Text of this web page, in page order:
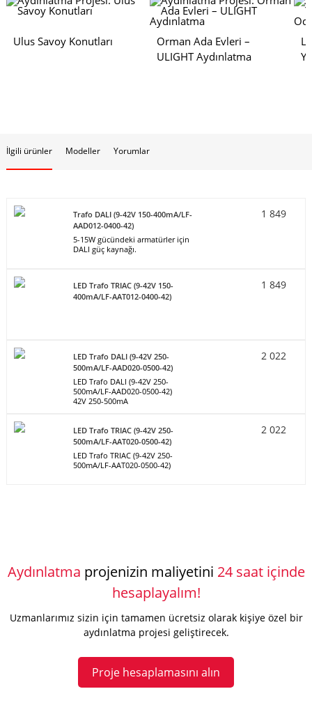
Ulus Savoy Konutları
Orman Ada Evleri –
ULIGHT Aydınlatma
İlgili ürünler Modeller Yorumlar
Trafo DALI (9-42V 150-400mA/LF-
AAD012-0400-42)
5-15W gücündeki armatürler için
DALI güç kaynağı.
1 849
LED Trafo TRIAC (9-42V 150-
400mA/LF-AAT012-0400-42)
1 849
LED Trafo DALI (9-42V 250-
500mA/LF-AAD020-0500-42)
LED Trafo DALI (9-42V 250-
500mA/LF-AAD020-0500-42)
42V 250-500mA
2 022
LED Trafo TRIAC (9-42V 250-
500mA/LF-AAT020-0500-42)
LED Trafo TRIAC (9-42V 250-
500mA/LF-AAT020-0500-42)
2 022
Aydınlatma projenizin maliyetini 24 saat içinde
hesaplayalım!
Uzmanlarımız sizin için tamamen ücretsiz olarak kişiye özel bir
aydınlatma projesi geliştirecek.
Proje hesaplamasını alın